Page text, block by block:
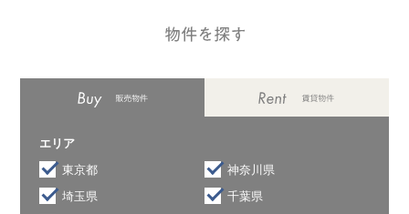
エリア
東京都
神奈川県
埼玉県
千葉県